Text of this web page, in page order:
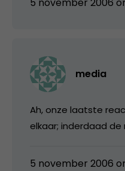
media
Ah, onze laatste
elkaar; inderdaad
5 november 2006